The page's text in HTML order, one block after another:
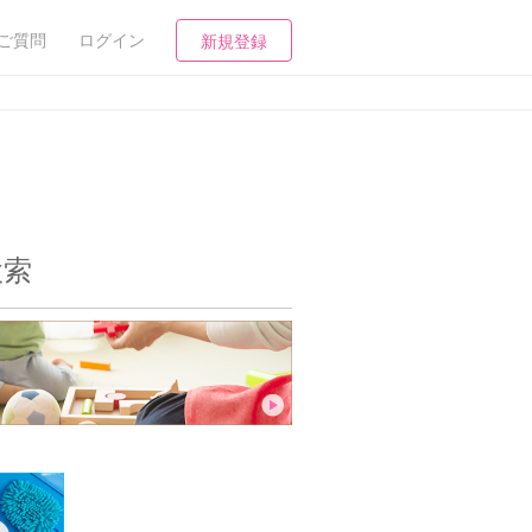
質問 ログイン 新規登録